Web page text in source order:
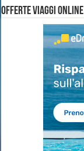
OFFERTE VIAGGI ONLINE